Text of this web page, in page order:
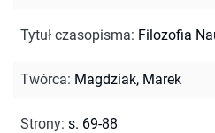
Tytuł czasopisma: Filozofia
Twórca: Magdziak, Marek
Strony: s. 69-88